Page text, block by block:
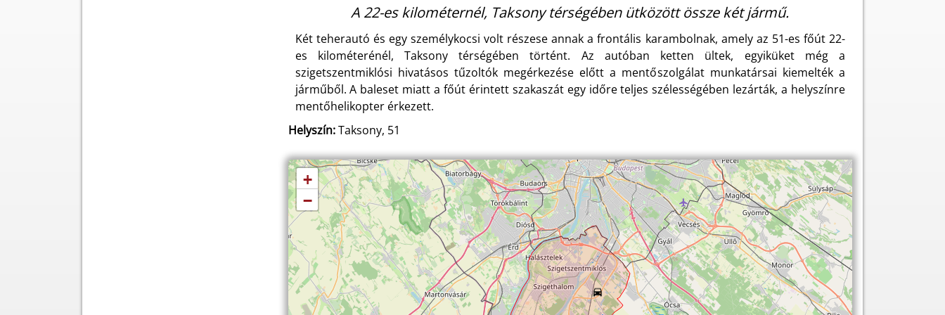
A 22-es kilométernél, Taksony térségében ütközött össze két jármű.
Két teherautó és egy személykocsi volt részese annak a frontális karambolnak, amely az 51-es főút 22-
es kilométerénél, Taksony térségében történt. Az autóban ketten ültek, egyiküket még a
szigetszentmiklósi hivatásos tűzoltók megérkezése előtt a mentőszolgálat munkatársai kiemelték a
járműből. A baleset miatt a főút érintett szakaszát egy időre teljes szélességében lezárták, a helyszínre
mentőhelikopter érkezett.
Helyszín:Taksony, 51
+
−